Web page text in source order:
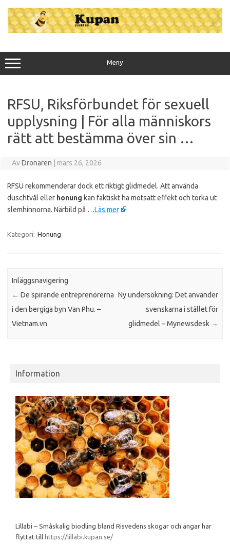
innehåll
Meny
RFSU, Riksförbundet för sexuell
upplysning | För alla människors
rätt att bestämma över sin …
AvDronaren mars 26, 2026
RFSU rekommenderar dock ett riktigt glidmedel. Att använda
duschtvål eller honung kan faktiskt ha motsatt effekt och torka ut
slemhinnorna. Närbild på …Läs mer
Kategori: Honung
Inläggsnavigering
← De spirande entreprenörerna
i den bergiga byn Van Phu. –
Vietnam.vn
Ny undersökning: Det använder
svenskarna i stället för
glidmedel – Mynewsdesk →
Information
Lillabi – Småskalig biodling bland Risvedens skogar och ängar har
flyttat till https://lillabi.kupan.se/